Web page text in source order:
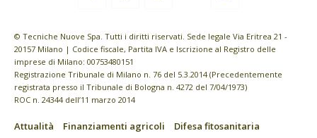
© Tecniche Nuove Spa. Tutti i diritti riservati. Sede legale Via Eritrea 21 -
20157 Milano | Codice fiscale, Partita IVA e Iscrizione al Registro delle
imprese di Milano: 00753480151
Registrazione Tribunale di Milano n. 76 del 5.3.2014 (Precedentemente
registrata presso il Tribunale di Bologna n. 4272 del 7/04/1973)
ROC n. 24344 dell’11 marzo 2014
Attualità Finanziamenti agricoli
Difesa fitosanitaria